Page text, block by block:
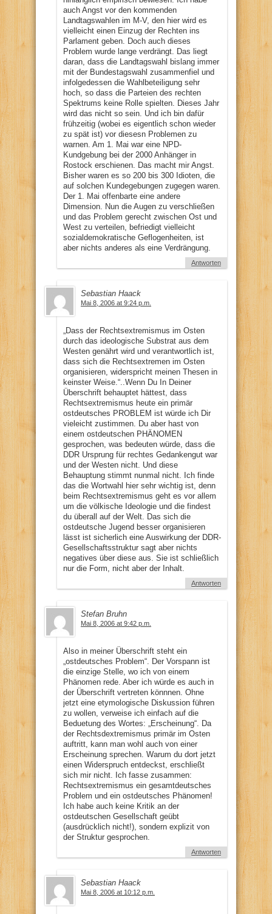
auch Angst vor den kommenden
Landtagswahlen im M-V, den hier wird es
vielleicht einen Einzug der Rechten ins
Parlament geben. Doch auch dieses
Problem wurde lange verdrängt. Das liegt
daran, dass die Landtagswahl bislang immer
mit der Bundestagswahl zusammenfiel und
infolgedessen die Wahlbeteiligung sehr
hoch, so dass die Parteien des rechten
Spektrums keine Rolle spielten. Dieses Jahr
wird das nicht so sein. Und ich bin dafür
frühzeitig (wobei es eigentlich schon wieder
zu spät ist) vor diesesn Problemen zu
warnen. Am 1. Mai war eine NPD-
Kundgebung bei der 2000 Anhänger in
Rostock erschienen. Das macht mir Angst.
Bisher waren es so 200 bis 300 Idioten, die
auf solchen Kundegebungen zugegen waren.
Der 1. Mai offenbarte eine andere
Dimension. Nun die Augen zu verschließen
und das Problem gerecht zwischen Ost und
West zu verteilen, befriedigt vielleicht
sozialdemokratische Geflogenheiten, ist
aber nichts anderes als eine Verdrängung.
Antworten
Sebastian Haack
Mai 8, 2006 at 9:24 p.m.
„Dass der Rechtsextremismus im Osten
durch das ideologische Substrat aus dem
Westen genährt wird und verantwortlich ist,
dass sich die Rechtsextremen im Osten
organisieren, widerspricht meinen Thesen in
keinster Weise.“..Wenn Du In Deiner
Überschrift behauptet hättest, dass
Rechtsextremismus heute ein primär
ostdeutsches PROBLEM ist würde ich Dir
vieleicht zustimmen. Du aber hast von
einem ostdeutschen PHÄNOMEN
gesprochen, was bedeuten würde, dass die
DDR Ursprung für rechtes Gedankengut war
und der Westen nicht. Und diese
Behauptung stimmt nunmal nicht. Ich finde
das die Wortwahl hier sehr wichtig ist, denn
beim Rechtsextremismus geht es vor allem
um die völkische Ideologie und die findest
du überall auf der Welt. Das sich die
ostdeutsche Jugend besser organisieren
lässt ist sicherlich eine Auswirkung der DDR-
Gesellschaftsstruktur sagt aber nichts
negatives über diese aus. Sie ist schließlich
nur die Form, nicht aber der Inhalt.
Antworten
Stefan Bruhn
Mai 8, 2006 at 9:42 p.m.
Also in meiner Überschrift steht ein
„ostdeutsches Problem“. Der Vorspann ist
die einzige Stelle, wo ich von einem
Phänomen rede. Aber ich würde es auch in
der Überschrift vertreten könnnen. Ohne
jetzt eine etymologische Diskussion führen
zu wollen, verweise ich einfach auf die
Beduetung des Wortes: „Erscheinung“. Da
der Rechtsdextremismus primär im Osten
auftritt, kann man wohl auch von einer
Erscheinung sprechen. Warum du dort jetzt
einen Widerspruch entdeckst, erschließt
sich mir nicht. Ich fasse zusammen:
Rechtsextremismus ein gesamtdeutsches
Problem und ein ostdeutsches Phänomen!
Ich habe auch keine Kritik an der
ostdeutschen Gesellschaft geübt
(ausdrücklich nicht!), sondern explizit von
der Struktur gesprochen.
Antworten
Sebastian Haack
Mai 8, 2006 at 10:12 p.m.